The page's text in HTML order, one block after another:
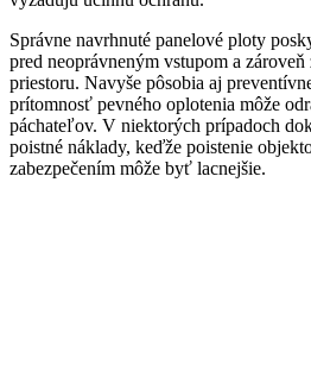
Správne navrhnuté panelové ploty
pred neoprávneným vstupom a
priestoru. Navyše pôsobia aj
prítomnosť pevného oplotenia môže
páchateľov. V niektorých prípadoch
poistné náklady, keďže poistenie
zabezpečením môže byť lacnejšie.